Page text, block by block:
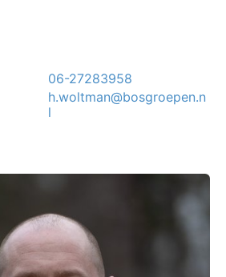
06-27283958
h.woltman@bosgroepen.n
l